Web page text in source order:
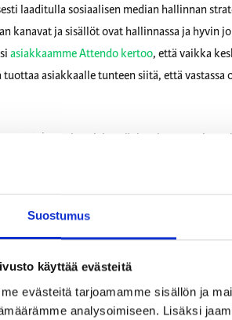
Suostumus
käyttää evästeitä
evästeitä tarjoamamme sisällön ja
analysoimiseen. Lisäksi
laaditulla sosiaalisen median hallinnan
kanavat ja sisällöt ovat hallinnassa ja
asiakkaamme Attendo kertoo, että vaikka
asiakkaalle tunteen siitä, että
yleistyvät ja yritysten tulee
median kanavia asiakaspalvelua
hallinta sekä hallintaan sopivat työkalut.
ja siitä johdetussa sosiaalisen median
Oikeiden kanavien valinta, niihin
seurantaan korostuu entisestään vuonna
on Retrieverin asiakkuuspäällikkö ja vastaa
.